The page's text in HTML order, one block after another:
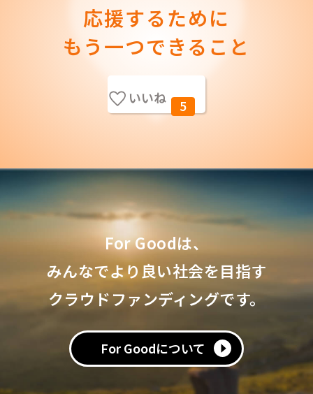
応援するために
もう一つできること
いいね 5
For Goodは、
みんなでより良い社会を目指す
クラウドファンディングです。
For Goodについて